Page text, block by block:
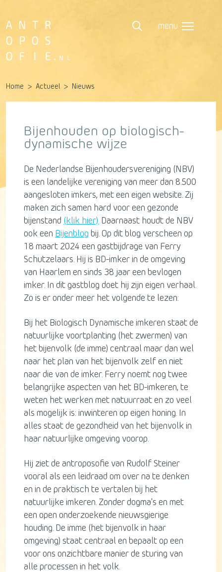
menu
Home Actueel Nieuws
Bijenhouden op biologisch-
dynamische wijze
De Nederlandse Bijenhoudersvereniging (NBV)
is een landelijke vereniging van meer dan 8.500
aangesloten imkers, met een eigen website. Zij
maken zich samen hard voor een gezonde
bijenstand (klik hier). Daarnaast houdt de NBV
ook een Bijenblog bij. Op dit blog verscheen op
18 maart 2024 een gastbijdrage van Ferry
Schutzelaars. Hij is BD-imker in de omgeving
van Haarlem en sinds 38 jaar een bevlogen
imker. In dit gastblog doet hij zijn eigen verhaal.
Zo is er onder meer het volgende te lezen:
Bij het Biologisch Dynamische imkeren staat de
natuurlijke voortplanting (het zwermen) van
het bijenvolk (de imme) centraal maar dan wel
naar het plan van het bijenvolk zelf en niet
naar die van de imker. Ferry noemt nog twee
belangrijke aspecten van het BD-imkeren, te
weten het werken met natuurraat en zo veel
als mogelijk is: inwinteren op eigen honing. In
alles staat de gezondheid van het bijenvolk in
haar natuurlijke omgeving voorop.
Hij ziet de antroposofie van Rudolf Steiner
vooral als een leidraad om over na te denken
en in de praktisch te vertalen bij het
natuurlijke imkeren. Zonder dogma's en met
een open onderzoekende nieuwsgierige
houding. De imme (het bijenvolk in haar
omgeving) staat centraal en bepaalt op een
voor ons onzichtbare manier de sturing van
alle processen in het volk.